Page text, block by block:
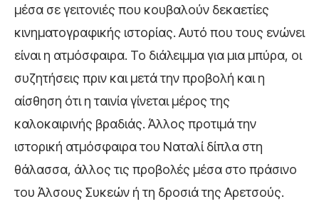
μέσα σε γειτονιές που κουβαλούν δεκαετίες
κινηματογραφικής ιστορίας. Αυτό που τους ενώνει
είναι η ατμόσφαιρα. Το διάλειμμα για μια μπύρα, οι
συζητήσεις πριν και μετά την προβολή και η
αίσθηση ότι η ταινία γίνεται μέρος της
καλοκαιρινής βραδιάς. Άλλος προτιμά την
ιστορική ατμόσφαιρα του Ναταλί δίπλα στη
θάλασσα, άλλος τις προβολές μέσα στο πράσινο
του Άλσους Συκεών ή τη δροσιά της Αρετσούς.